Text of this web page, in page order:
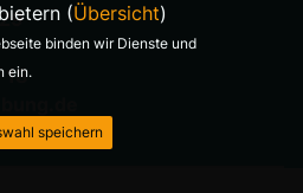
18
(Übersicht)
binden wir Dienste und
ein.
speichern